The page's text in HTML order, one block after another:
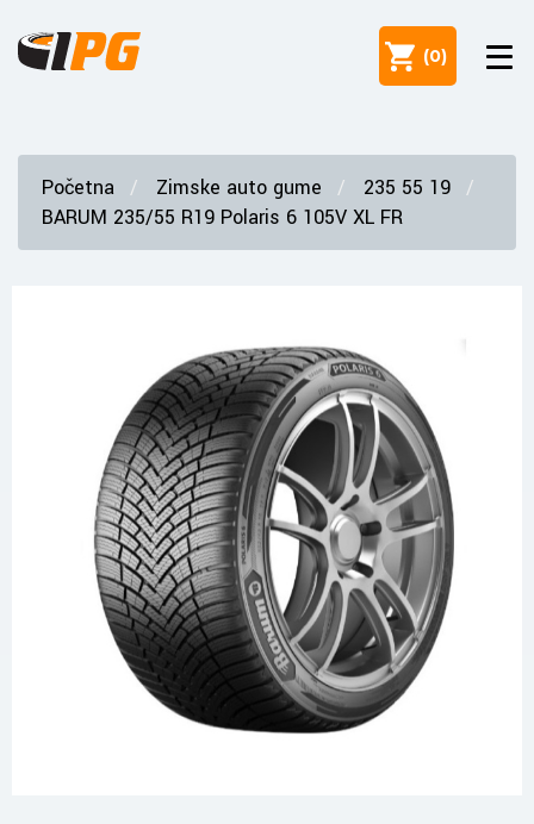
(0)
Početna Zimske auto gume
235 55 19
BARUM 235/55 R19 Polaris 6 105V XL FR